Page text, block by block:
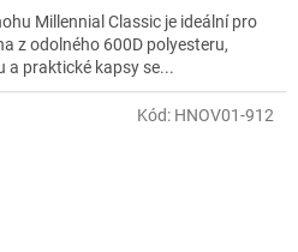
Millennial Classic je ideální pro
z odolného 600D polyesteru,
a praktické kapsy se...
Kód: HNOV01-912